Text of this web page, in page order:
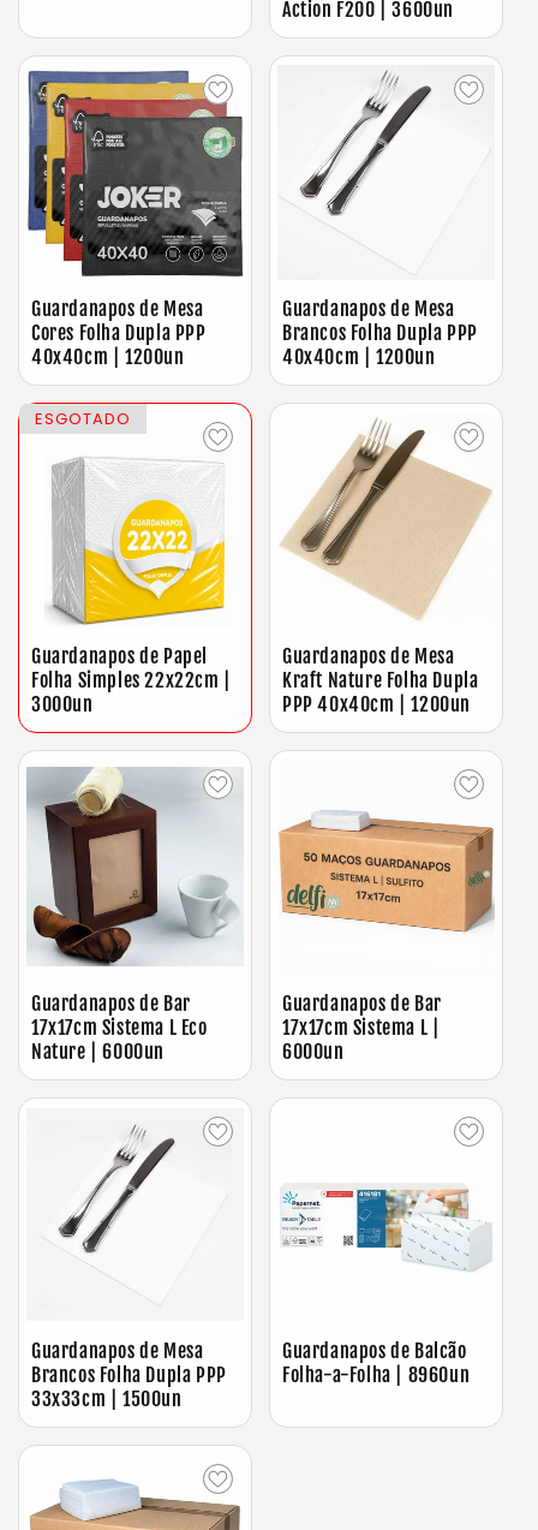
Action F200 | 3600un
Guardanapos de Mesa
Cores Folha Dupla PPP
40x40cm | 1200un
Guardanapos de Mesa
Brancos Folha Dupla PPP
40x40cm | 1200un
ESGOTADO
Guardanapos de Papel
Folha Simples 22x22cm |
3000un
Guardanapos de Mesa
Kraft Nature Folha Dupla
PPP 40x40cm | 1200un
Guardanapos de Bar
17x17cm Sistema L Eco
Nature | 6000un
Guardanapos de Bar
17x17cm Sistema L |
6000un
Guardanapos de Mesa
Brancos Folha Dupla PPP
33x33cm | 1500un
Guardanapos de Balcão
Folha-a-Folha | 8960un